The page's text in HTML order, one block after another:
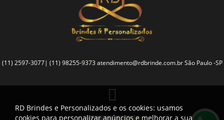
(11) 2597-3077| (11) 98255-9373 atendimento@rdbrinde.com.br São Paulo -SP
RD Brindes e Personalizados e os cookies: usamos
cookies para personalizar anúncios e melhorar a sua